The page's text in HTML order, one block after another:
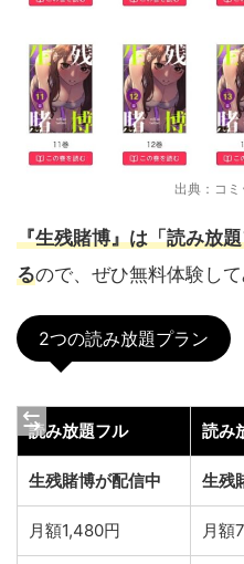
出典：コ
『生残賭博』は「読み放
るので、ぜひ無料体験して
2つの読み放題プラン
読み放題フル 読み
生残賭博が配信中 生残
月額1,480円 月額